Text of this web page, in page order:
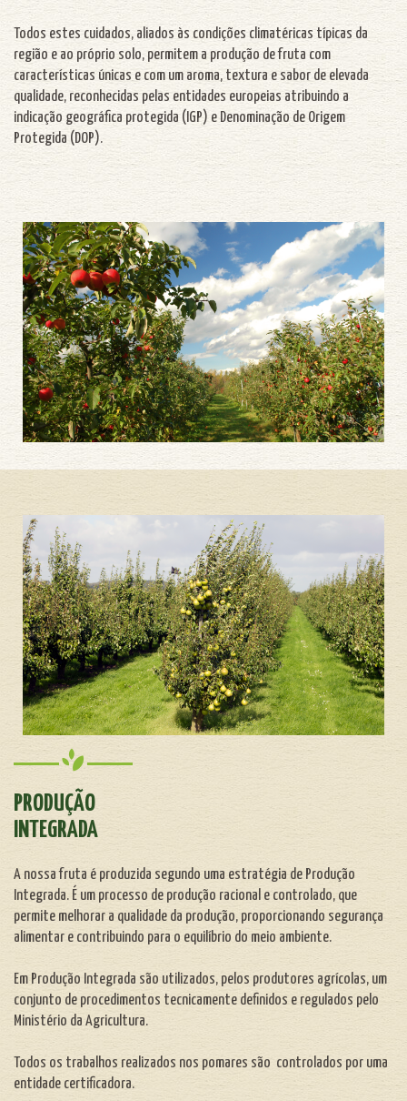
Todos estes cuidados, aliados às condições climatéricas típicas da
região e ao próprio solo, permitem a produção de fruta com
características únicas e com um aroma, textura e sabor de elevada
qualidade, reconhecidas pelas entidades europeias atribuindo a
indicação geográfica protegida (IGP) e Denominação de Origem
Protegida (DOP).
PRODUÇÃO
INTEGRADA
A nossa fruta é produzida segundo uma estratégia de Produção
Integrada. É um processo de produção racional e controlado, que
permite melhorar a qualidade da produção, proporcionando segurança
alimentar e contribuindo para o equilíbrio do meio ambiente.
Em Produção Integrada são utilizados, pelos produtores agrícolas, um
conjunto de procedimentos tecnicamente definidos e regulados pelo
Ministério da Agricultura.
Todos os trabalhos realizados nos pomares são controlados por uma
entidade certificadora.